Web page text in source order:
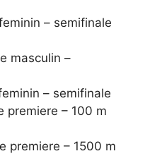
– semifinale
masculin –
– semifinale
premiere – 100 m
premiere – 1500 m